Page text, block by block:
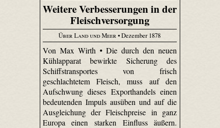
Weitere Verbesserungen in der
Fleischversorgung
Über Land und Meer• Dezember 1878
Von Max Wirth • Die durch den neuen
Kühlapparat bewirkte Sicherung des
Schiffstransportes von frisch
geschlachtetem Fleisch, muss auf den
Aufschwung dieses Exporthandels einen
bedeutenden Impuls ausüben und auf die
Ausgleichung der Fleischpreise in ganz
Europa einen starken Einfluss äußern.